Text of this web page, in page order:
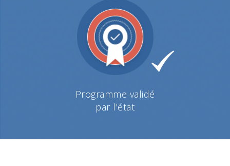
Programme validé
par l'état